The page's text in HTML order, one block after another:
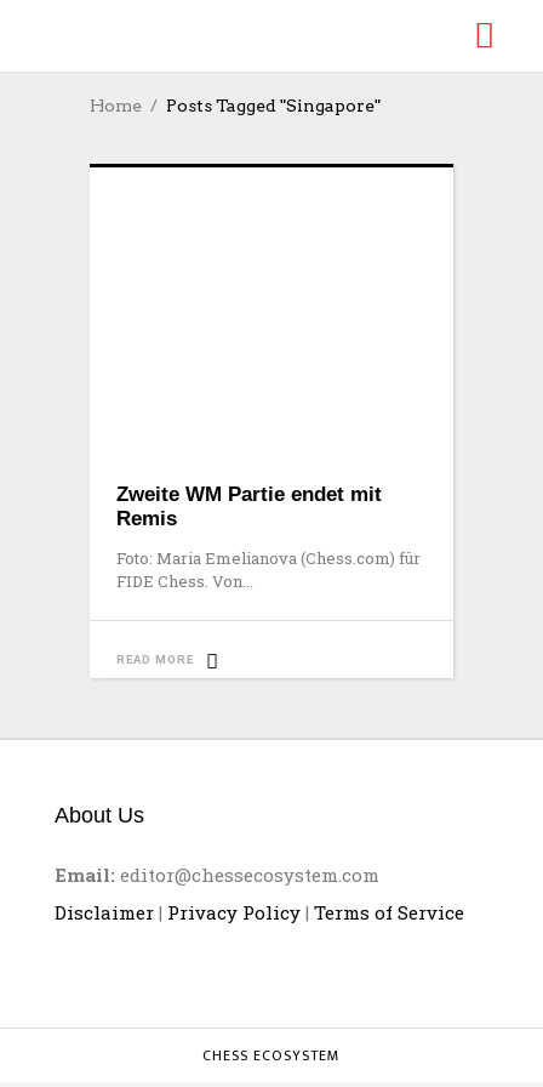
Home Posts Tagged "Singapore"
Zweite WM Partie endet mit
Remis
Foto: Maria Emelianova (Chess.com) für
FIDE Chess. Von
READ MORE
About Us
Email: editor@chessecosystem.com
Disclaimer | Privacy Policy | Terms of Service
CHESS ECOSYSTEM